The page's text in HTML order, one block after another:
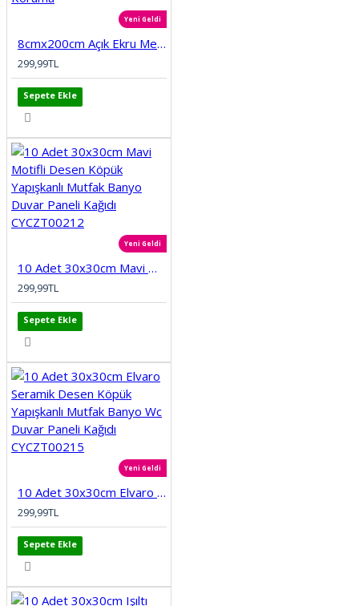
Yeni Geldi
8cmx200cm Açık Ekru Meva Kendinden Yapışkanlı Kauçuk Kenar Koruma Bebek Çocuk Kenar Darbe Koruma
299,99TL
Sepete Ekle
Yeni Geldi
10 Adet 30x30cm Mavi Motifli Desen Köpük Yapışkanlı Mutfak Banyo Duvar Paneli Kağıdı CYCZT00212
299,99TL
Sepete Ekle
Yeni Geldi
10 Adet 30x30cm Elvaro Seramik Desen Köpük Yapışkanlı Mutfak Banyo Wc Duvar Paneli Kağıdı CYCZT00215
299,99TL
Sepete Ekle